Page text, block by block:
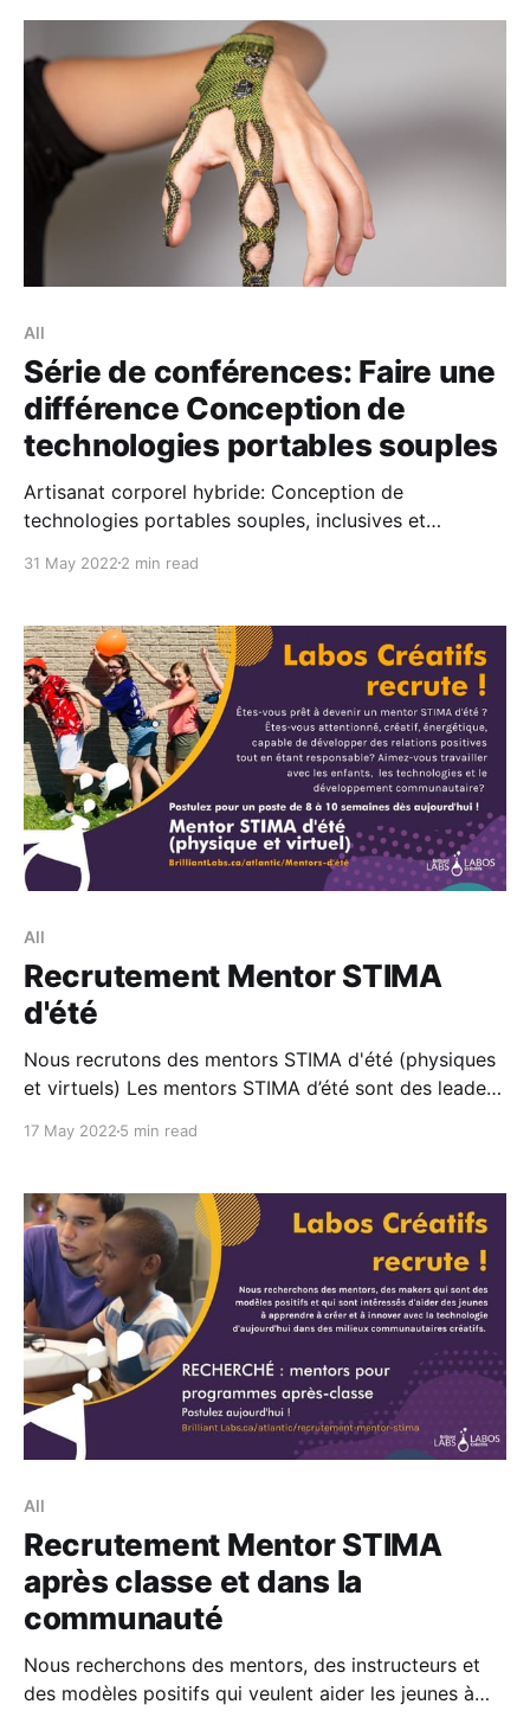
(i.e., smart tattoos and bandages), electronic textiles
in Human-Computer Interaction and
All
Série de conférences: Faire une
différence Conception de
technologies portables souples
Artisanat corporel hybride: Conception de
technologies portables souples, inclusives et
la prochaine session de notre série de conférences
d’accueillir Dre. Kao pour partager ses travaux
uniques de conception d’interfaces sur la peau (par
31 May 2022 2 min read
All
Recrutement Mentor STIMA
d'été
Nous recrutons des mentors STIMA d'été (physiques
et virtuels) Les mentors STIMA d’été sont des leaders
développer des relations positives tout en étant
et aiment travailler avec les enfants en éducation et
travaillent pour un développement
17 May 2022 5 min read
All
Recrutement Mentor STIMA
après classe et dans la
communauté
Nous recherchons des mentors, des instructeurs et
des modèles positifs qui veulent aider les jeunes à